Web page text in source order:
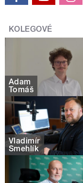
KOLEGOVÉ
Adam
Tomáš
Vladimír
Šmehlík